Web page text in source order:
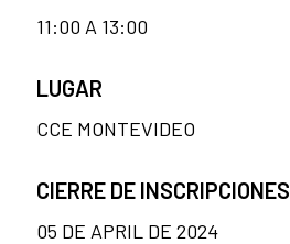
11:00 A 13:00
LUGAR
CCE MONTEVIDEO
CIERRE DE INSCRIPCIONES
05 DE APRIL DE 2024